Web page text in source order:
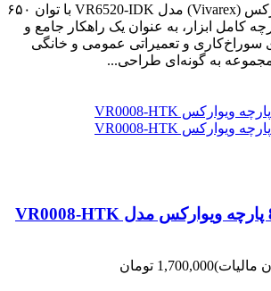
کیت دریل برقی ویوارکس (Vivarex) مدل VR6520-IDK با توان ۶۵۰
و مجموعه ۲۰ پارچه کامل ابزار، به عنوان یک راهکار جامع و
سوراخ‌کاری و تعمیراتی عمومی و خانگی
به گونه‌ای طراحی...
مالیات)1,700,000 تومان